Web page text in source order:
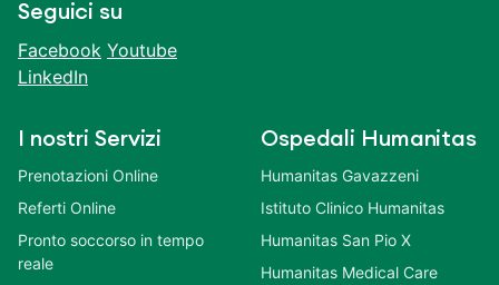
Seguici su
Facebook Youtube
LinkedIn
I nostri Servizi
Prenotazioni Online
Referti Online
Pronto soccorso in tempo
reale
Ospedali Humanitas
Humanitas Gavazzeni
Istituto Clinico Humanitas
Humanitas San Pio X
Humanitas Medical Care